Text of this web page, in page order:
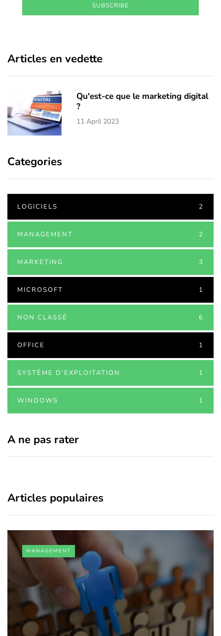
SUBSCRIBE
Articles en vedette
Qu'est-ce que le marketing digital
?
11 April 2023
Categories
LOGICIELS 2
MANAGEMENT 2
MARKETING 3
MICROSOFT 1
NON CLASSÉ 6
OFFICE 1
SYSTÈME D'EXPLOITATION 1
WINDOWS 1
A ne pas rater
Articles populaires
MANAGEMENT